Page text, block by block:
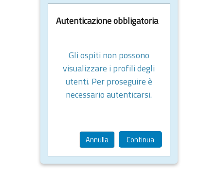
Autenticazione obbligatoria
Gli ospiti non possono
visualizzare i profili degli
utenti. Per proseguire è
necessario autenticarsi.
Annulla Continua